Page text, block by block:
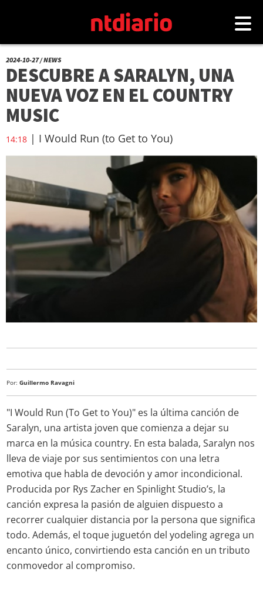
2024-10-27 / NEWS
DESCUBRE A SARALYN, UNA
NUEVA VOZ EN EL COUNTRY
MUSIC
14:18 | I Would Run (to Get to You)
Por: Guillermo Ravagni
"I Would Run (To Get to You)" es la última canción de
Saralyn, una artista joven que comienza a dejar su
marca en la música country. En esta balada, Saralyn nos
lleva de viaje por sus sentimientos con una letra
emotiva que habla de devoción y amor incondicional.
Producida por Rys Zacher en Spinlight Studio’s, la
canción expresa la pasión de alguien dispuesto a
recorrer cualquier distancia por la persona que significa
todo. Además, el toque juguetón del yodeling agrega un
encanto único, convirtiendo esta canción en un tributo
conmovedor al compromiso.